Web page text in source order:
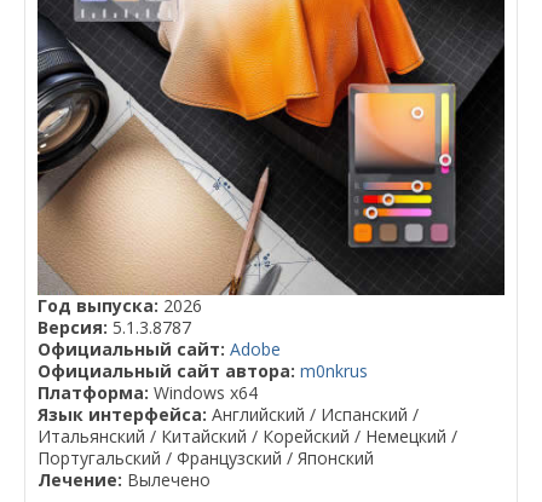
Год выпуска: 2026
Версия: 5.1.3.8787
Официальный сайт: Adobe
Официальный сайт автора: m0nkrus
Платформа: Windows x64
Язык интерфейса: Английский / Испанский /
Итальянский / Китайский / Корейский / Немецкий /
Португальский / Французский / Японский
Лечение: Вылечено